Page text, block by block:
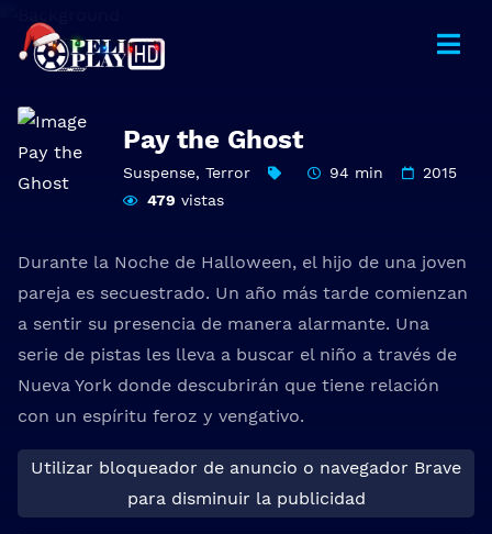
Pay the Ghost
Suspense, Terror 94 min
2015
479 vistas
Durante la Noche de Halloween, el hijo de una joven
pareja es secuestrado. Un año más tarde comienzan
a sentir su presencia de manera alarmante. Una
serie de pistas les lleva a buscar el niño a través de
Nueva York donde descubrirán que tiene relación
con un espíritu feroz y vengativo.
Utilizar bloqueador de anuncio o navegador Brave
para disminuir la publicidad